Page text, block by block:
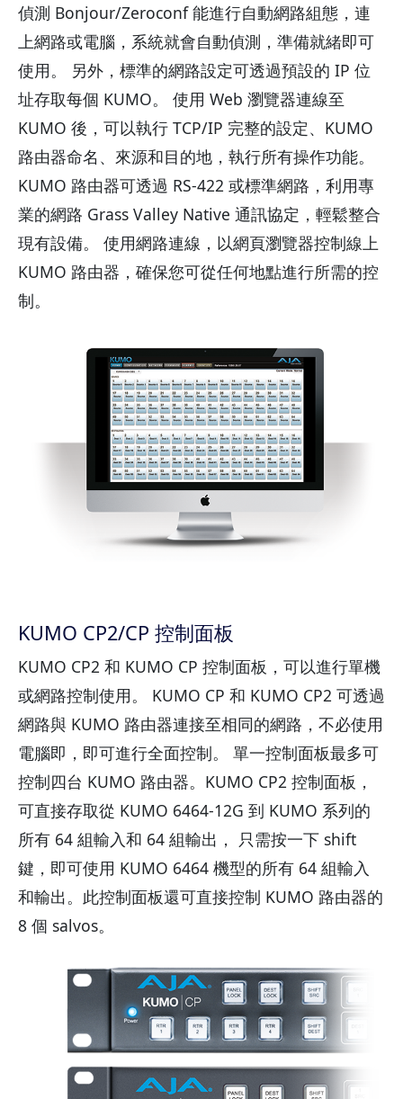
偵測 Bonjour/Zeroconf 能進行自動網路組態，連
上網路或電腦，系統就會自動偵測，準備就緒即可
使用。 另外，標準的網路設定可透過預設的 IP 位
址存取每個 KUMO。 使用 Web 瀏覽器連線至
KUMO 後，可以執行 TCP/IP 完整的設定、KUMO
路由器命名、來源和目的地，執行所有操作功能。
KUMO 路由器可透過 RS-422 或標準網路，利用專
業的網路 Grass Valley Native 通訊協定，輕鬆整合
現有設備。 使用網路連線，以網頁瀏覽器控制線上
KUMO 路由器，確保您可從任何地點進行所需的控
制。
KUMO CP2/CP 控制面板
KUMO CP2 和 KUMO CP 控制面板，可以進行單機
或網路控制使用。 KUMO CP 和 KUMO CP2 可透過
網路與 KUMO 路由器連接至相同的網路，不必使用
電腦即，即可進行全面控制。 單一控制面板最多可
控制四台 KUMO 路由器。KUMO CP2 控制面板，
可直接存取從 KUMO 6464-12G 到 KUMO 系列的
所有 64 組輸入和 64 組輸出， 只需按一下 shift
鍵，即可使用 KUMO 6464 機型的所有 64 組輸入
和輸出。此控制面板還可直接控制 KUMO 路由器的
8 個 salvos。